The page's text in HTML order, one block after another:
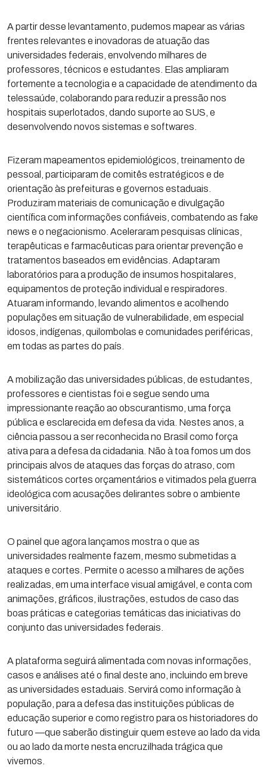
A partir desse levantamento, pudemos mapear as várias
frentes relevantes e inovadoras de atuação das
universidades federais, envolvendo milhares de
professores, técnicos e estudantes. Elas ampliaram
fortemente a tecnologia e a capacidade de atendimento da
telessaúde, colaborando para reduzir a pressão nos
hospitais superlotados, dando suporte ao SUS, e
desenvolvendo novos sistemas e softwares.
Fizeram mapeamentos epidemiológicos, treinamento de
pessoal, participaram de comitês estratégicos e de
orientação às prefeituras e governos estaduais.
Produziram materiais de comunicação e divulgação
científica com informações confiáveis, combatendo as fake
news e o negacionismo. Aceleraram pesquisas clínicas,
terapêuticas e farmacêuticas para orientar prevenção e
tratamentos baseados em evidências. Adaptaram
laboratórios para a produção de insumos hospitalares,
equipamentos de proteção individual e respiradores.
Atuaram informando, levando alimentos e acolhendo
populações em situação de vulnerabilidade, em especial
idosos, indígenas, quilombolas e comunidades periféricas,
em todas as partes do país.
A mobilização das universidades públicas, de estudantes,
professores e cientistas foi e segue sendo uma
impressionante reação ao obscurantismo, uma força
pública e esclarecida em defesa da vida. Nestes anos, a
ciência passou a ser reconhecida no Brasil como força
ativa para a defesa da cidadania. Não à toa fomos um dos
principais alvos de ataques das forças do atraso, com
sistemáticos cortes orçamentários e vitimados pela guerra
ideológica com acusações delirantes sobre o ambiente
universitário.
O painel que agora lançamos mostra o que as
universidades realmente fazem, mesmo submetidas a
ataques e cortes. Permite o acesso a milhares de ações
realizadas, em uma interface visual amigável, e conta com
animações, gráficos, ilustrações, estudos de caso das
boas práticas e categorias temáticas das iniciativas do
conjunto das universidades federais.
A plataforma seguirá alimentada com novas informações,
casos e análises até o final deste ano, incluindo em breve
as universidades estaduais. Servirá como informação à
população, para a defesa das instituições públicas de
educação superior e como registro para os historiadores do
futuro —que saberão distinguir quem esteve ao lado da vida
ou ao lado da morte nesta encruzilhada trágica que
vivemos.